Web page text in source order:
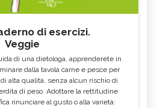
di esercizi.
Veggie
di una dietologa, apprenderete in
dalla tavola carne e pesce per
alta qualità, senza alcun rischio di
di peso. Adottare la rettitudine
rinunciare al gusto o alla varietà: